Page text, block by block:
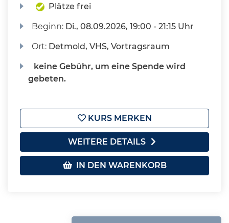
Plätze frei
Beginn: Di., 08.09.2026, 19:00 - 21:15 Uhr
Ort: Detmold, VHS, Vortragsraum
keine Gebühr, um eine Spende wird
gebeten.
KURS MERKEN
WEITERE DETAILS
IN DEN WARENKORB